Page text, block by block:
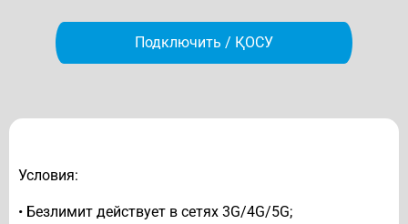
Подключить / ҚОСУ
Условия:
• Безлимит действует в сетях 3G/4G/5G;